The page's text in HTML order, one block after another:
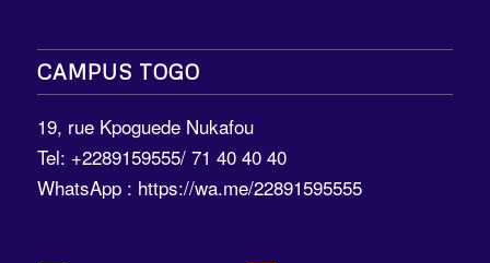
CAMPUS TOGO
19, rue Kpoguede Nukafou
Tel: +2289159555/ 71 40 40 40
WhatsApp : https://wa.me/22891595555